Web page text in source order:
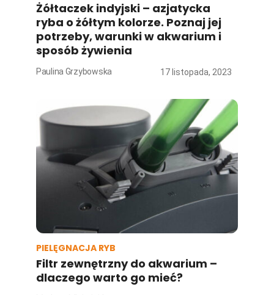
Żółtaczek indyjski – azjatycka
ryba o żółtym kolorze. Poznaj jej
potrzeby, warunki w akwarium i
sposób żywienia
Paulina Grzybowska 17 listopada, 2023
PIELĘGNACJA RYB
Filtr zewnętrzny do akwarium –
dlaczego warto go mieć?